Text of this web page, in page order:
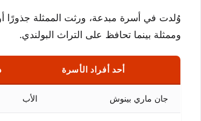
وُلدت في أسرة مبدعة، ورثت الممثلة جذورًا
وممثلة بينما تحافظ على التراث البولندي.
أحد أفراد الأسرة
جان ماري بينوش الأب